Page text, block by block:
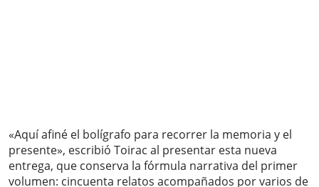
«Aquí afiné el bolígrafo para recorrer la memoria y el
presente», escribió Toirac al presentar esta nueva
entrega, que conserva la fórmula narrativa del primer
volumen: cincuenta relatos acompañados por varios de